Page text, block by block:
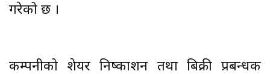
गरेको छ ।
कम्पनीको शेयर निष्काशन तथा बिक्री प्रबन्धक